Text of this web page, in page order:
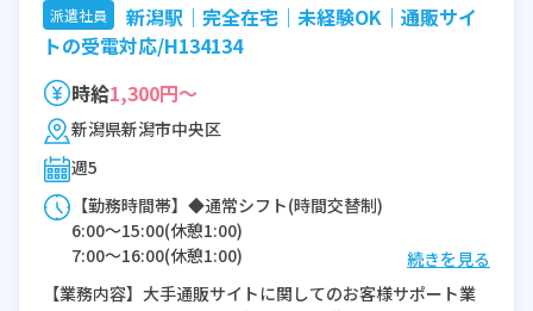
派遣社員
新潟駅｜完全在宅｜未経験OK｜通販サイ
トの受電対応/H134134
時給1,300円～
新潟県新潟市中央区
週5
【勤務時間帯】◆通常シフト(時間交替制)
6:00〜15:00(休憩1:00)
7:00〜16:00(休憩1:00)
9:00〜18:00(休憩1:00)
続きを見る
【業務内容】大手通販サイトに関してのお客様サポート業